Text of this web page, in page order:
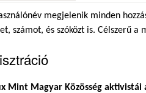
megjelenik minden
számot, és szóközt is. Célszerű
Mint Magyar Közösség